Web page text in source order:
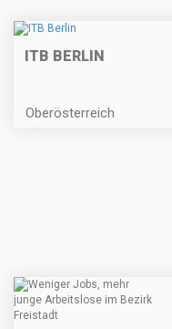
ITB BERLIN
Oberösterreich